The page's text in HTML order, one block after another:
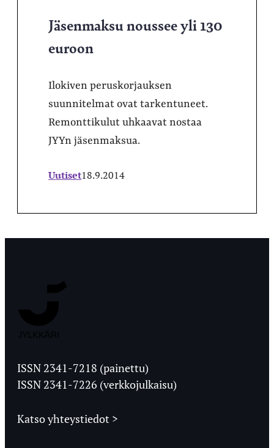
Jäsenmaksu noussee yli 130
euroon
Ilokiven peruskorjauksen
suunnitelmat ovat tarkentuneet.
Remonttikulut uhkaavat nostaa
JYYn jäsenmaksua.
Uutiset18.9.2014
Ylioppilaslehti
ISSN 2341-7218 (painettu)
ISSN 2341-7226 (verkkojulkaisu)
Katso yhteystiedot >